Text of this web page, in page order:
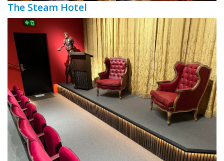
The Steam Hotel